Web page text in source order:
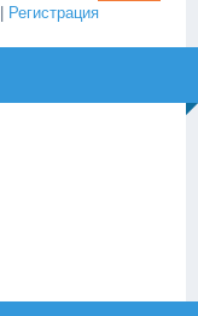
Регистрация